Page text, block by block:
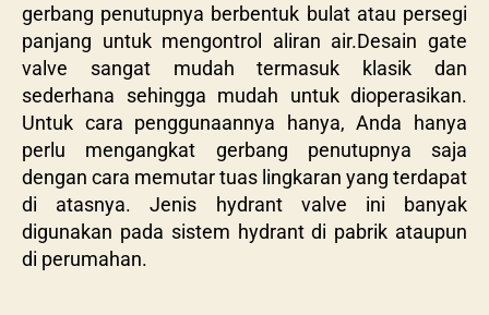
gerbang penutupnya berbentuk bulat atau persegi
panjang untuk mengontrol aliran air.Desain gate
valve sangat mudah termasuk klasik dan
sederhana sehingga mudah untuk dioperasikan.
Untuk cara penggunaannya hanya, Anda hanya
perlu mengangkat gerbang penutupnya saja
dengan cara memutar tuas lingkaran yang terdapat
di atasnya. Jenis hydrant valve ini banyak
digunakan pada sistem hydrant di pabrik ataupun
di perumahan.